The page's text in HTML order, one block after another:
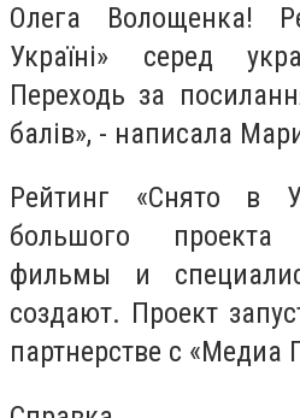
Олега Волощенка!
Україні» cеред
Переходь за
балів», - написала
Рейтинг «Снято в
большого
фильмы и
создают. Проект
партнерстве с «Медиа